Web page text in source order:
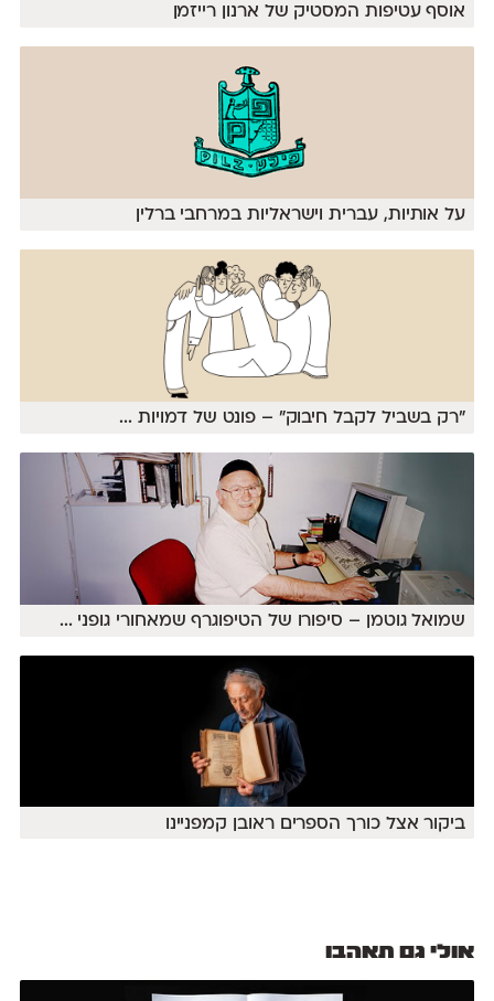
אוסף עטיפות המסטיק של ארנון רייזמן
על אותיות, עברית וישראליות במרחבי ברלין
״רק בשביל לקבל חיבוק״ – פונט של דמויות ...
שמואל גוטמן – סיפורו של הטיפוגרף שמאחורי גופני ...
ביקור אצל כורך הספרים ראובן קמפניינו
אולי גם תאהבו